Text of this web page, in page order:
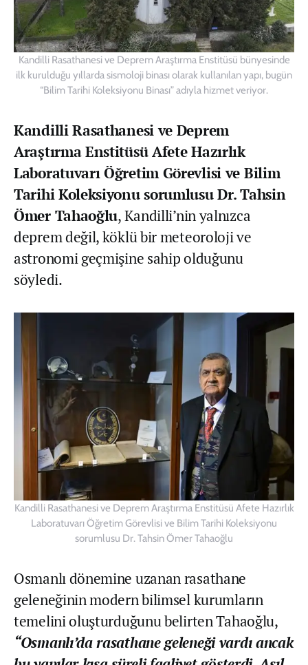
Kandilli Rasathanesi ve Deprem Araştırma Enstitüsü bünyesinde
ilk kurulduğu yıllarda sismoloji binası olarak kullanılan yapı, bugün
“Bilim Tarihi Koleksiyonu Binası” adıyla hizmet veriyor.
Kandilli Rasathanesi ve Deprem
Araştırma Enstitüsü Afete Hazırlık
Laboratuvarı Öğretim Görevlisi ve Bilim
Tarihi Koleksiyonu sorumlusu Dr. Tahsin
Ömer Tahaoğlu, Kandilli’nin yalnızca
deprem değil, köklü bir meteoroloji ve
astronomi geçmişine sahip olduğunu
söyledi.
Kandilli Rasathanesi ve Deprem Araştırma Enstitüsü Afete Hazırlık
Laboratuvarı Öğretim Görevlisi ve Bilim Tarihi Koleksiyonu
sorumlusu Dr. Tahsin Ömer Tahaoğlu
Osmanlı dönemine uzanan rasathane
geleneğinin modern bilimsel kurumların
temelini oluşturduğunu belirten Tahaoğlu,
“Osmanlı’da rasathane geleneği vardı ancak